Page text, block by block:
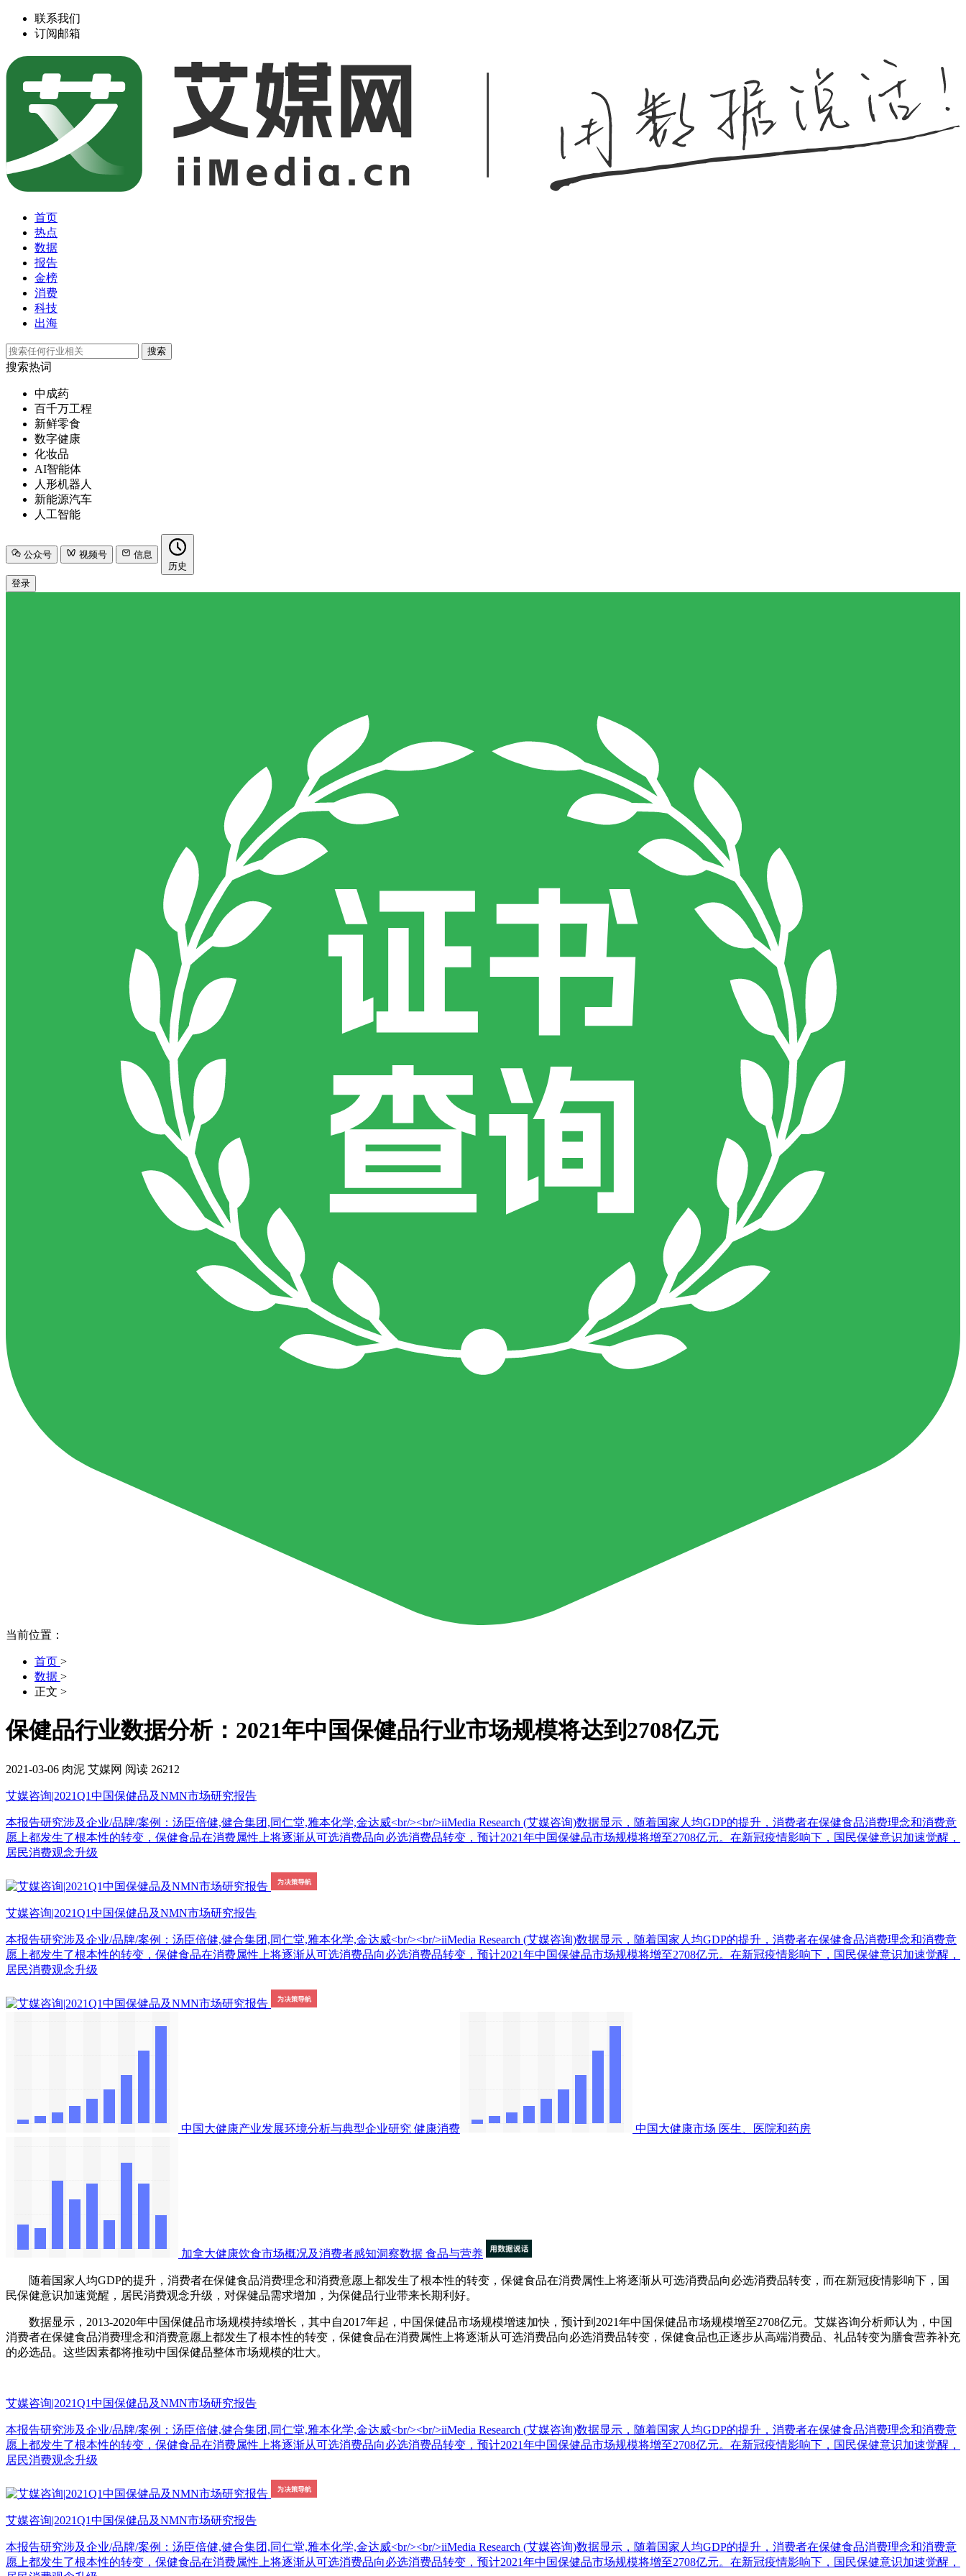
联系我们
订阅邮箱
首页
热点
数据
报告
金榜
消费
科技
出海
搜索
搜索热词
中成药
百千万工程
新鲜零食
数字健康
化妆品
AI智能体
人形机器人
新能源汽车
人工智能
公众号 视频号
信息
历史
登录
当前位置：
首页 >
数据 >
正文 >
保健品行业数据分析：2021年中国保健品行业市场规模将达到2708亿元
2021-03-06 肉泥 艾媒网 阅读 26212
艾媒咨询|2021Q1中国保健品及NMN市场研究报告
本报告研究涉及企业/品牌/案例：汤臣倍健,健合集团,同仁堂,雅本化学,金达威<br/><br/>iiMedia Research (艾媒咨询)数据显示，随着国家人均GDP的提升，消费者在保健食品消费理念和消费意
愿上都发生了根本性的转变，保健食品在消费属性上将逐渐从可选消费品向必选消费品转变，预计2021年中国保健品市场规模将增至2708亿元。在新冠疫情影响下，国民保健意识加速觉醒，
居民消费观念升级
艾媒咨询|2021Q1中国保健品及NMN市场研究报告
本报告研究涉及企业/品牌/案例：汤臣倍健,健合集团,同仁堂,雅本化学,金达威<br/><br/>iiMedia Research (艾媒咨询)数据显示，随着国家人均GDP的提升，消费者在保健食品消费理念和消费意
愿上都发生了根本性的转变，保健食品在消费属性上将逐渐从可选消费品向必选消费品转变，预计2021年中国保健品市场规模将增至2708亿元。在新冠疫情影响下，国民保健意识加速觉醒，
居民消费观念升级
中国大健康产业发展环境分析与典型企业研究 健康消费 中国大健康市场 医生、医院和药房
加拿大健康饮食市场概况及消费者感知洞察数据 食品与营养
随着国家人均GDP的提升，消费者在保健食品消费理念和消费意愿上都发生了根本性的转变，保健食品在消费属性上将逐渐从可选消费品向必选消费品转变，而在新冠疫情影响下，国
民保健意识加速觉醒，居民消费观念升级，对保健品需求增加，为保健品行业带来长期利好。
数据显示，2013-2020年中国保健品市场规模持续增长，其中自2017年起，中国保健品市场规模增速加快，预计到2021年中国保健品市场规模增至2708亿元。艾媒咨询分析师认为，中国
消费者在保健食品消费理念和消费意愿上都发生了根本性的转变，保健食品在消费属性上将逐渐从可选消费品向必选消费品转变，保健食品也正逐步从高端消费品、礼品转变为膳食营养补充
的必选品。这些因素都将推动中国保健品整体市场规模的壮大。
艾媒咨询|2021Q1中国保健品及NMN市场研究报告
本报告研究涉及企业/品牌/案例：汤臣倍健,健合集团,同仁堂,雅本化学,金达威<br/><br/>iiMedia Research (艾媒咨询)数据显示，随着国家人均GDP的提升，消费者在保健食品消费理念和消费意
愿上都发生了根本性的转变，保健食品在消费属性上将逐渐从可选消费品向必选消费品转变，预计2021年中国保健品市场规模将增至2708亿元。在新冠疫情影响下，国民保健意识加速觉醒，
居民消费观念升级
艾媒咨询|2021Q1中国保健品及NMN市场研究报告
本报告研究涉及企业/品牌/案例：汤臣倍健,健合集团,同仁堂,雅本化学,金达威<br/><br/>iiMedia Research (艾媒咨询)数据显示，随着国家人均GDP的提升，消费者在保健食品消费理念和消费意
愿上都发生了根本性的转变，保健食品在消费属性上将逐渐从可选消费品向必选消费品转变，预计2021年中国保健品市场规模将增至2708亿元。在新冠疫情影响下，国民保健意识加速觉醒，